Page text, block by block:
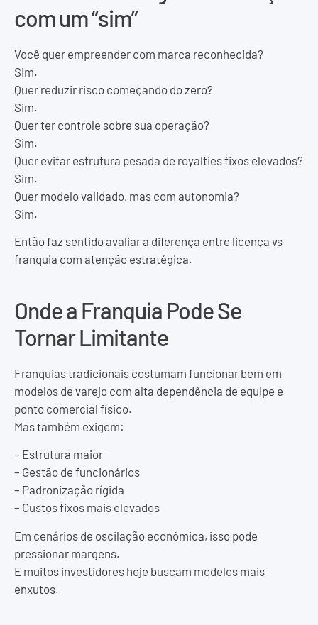
com um “sim”
Você quer empreender com marca reconhecida?
Sim.
Quer reduzir risco começando do zero?
Sim.
Quer ter controle sobre sua operação?
Sim.
Quer evitar estrutura pesada de royalties fixos elevados?
Sim.
Quer modelo validado, mas com autonomia?
Sim.
Então faz sentido avaliar a diferença entre licença vs
franquia com atenção estratégica.
Onde a Franquia Pode Se
Tornar Limitante
Franquias tradicionais costumam funcionar bem em
modelos de varejo com alta dependência de equipe e
ponto comercial físico.
Mas também exigem:
– Estrutura maior
– Gestão de funcionários
– Padronização rígida
– Custos fixos mais elevados
Em cenários de oscilação econômica, isso pode
pressionar margens.
E muitos investidores hoje buscam modelos mais
enxutos.